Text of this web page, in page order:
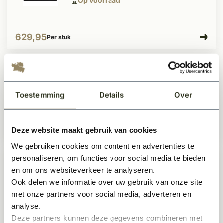
Toestemming Details Over
Deze website maakt gebruik van cookies
We gebruiken cookies om content en advertenties te
personaliseren, om functies voor social media te bieden
en om ons websiteverkeer te analyseren.
Ook delen we informatie over uw gebruik van onze site
met onze partners voor social media, adverteren en
analyse.
Deze partners kunnen deze gegevens combineren met
629,95Per stuk
Houten stalraam Hofveld op maat
629,95Per stuk
Op voorraad
Houten Stalraam Lentehof op maat
met HR++ glas